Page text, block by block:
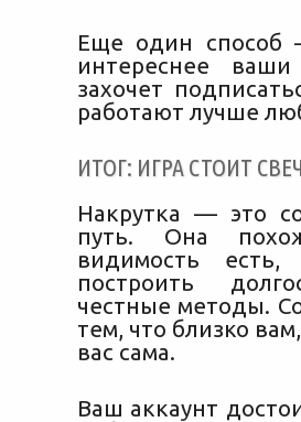
Еще один способ
интереснее
захочет
работают лучше
ИТОГ: ИГРА СТОИТ
Накрутка — это
путь. Она
видимость
построить
честные методы.
тем, что близко
вас сама.
Ваш аккаунт